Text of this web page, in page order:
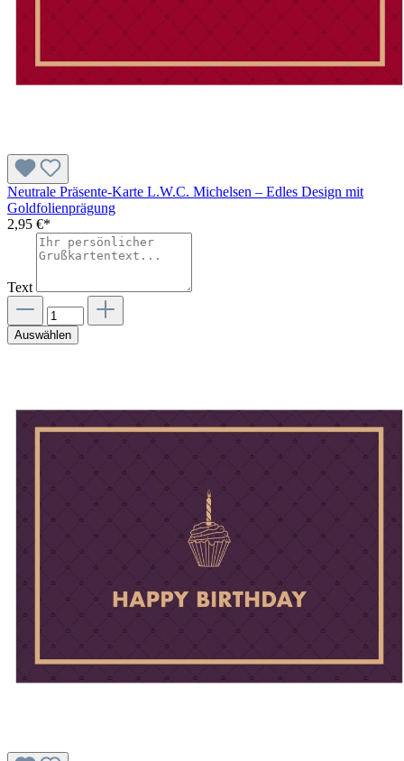
Neutrale Präsente-Karte L.W.C. Michelsen – Edles Design mit
Goldfolienprägung
2,95 €*
Text
Auswählen